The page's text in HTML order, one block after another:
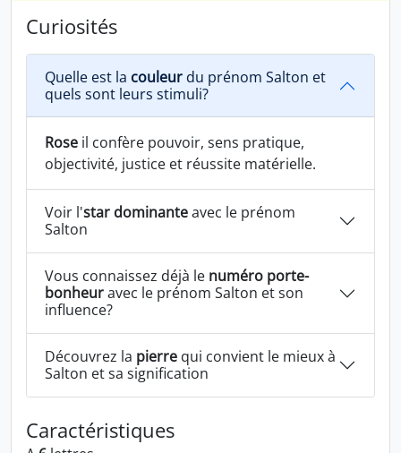
Curiosités
Quelle est la couleur du prénom Salton et
quels sont leurs stimuli?
Rose il confère pouvoir, sens pratique,
objectivité, justice et réussite matérielle.
Voir l'star dominanteavec le prénom
Salton
Vous connaissez déjà le numéro porte-
bonheuravec le prénom Salton et son
influence?
Découvrez la pierre qui convient le mieux à
Salton et sa signification
Caractéristiques